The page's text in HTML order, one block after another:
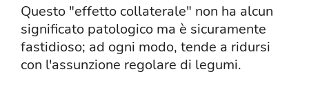
Questo "effetto collaterale" non ha alcun
significato patologico ma è sicuramente
fastidioso; ad ogni modo, tende a ridursi
con l'assunzione regolare di legumi.